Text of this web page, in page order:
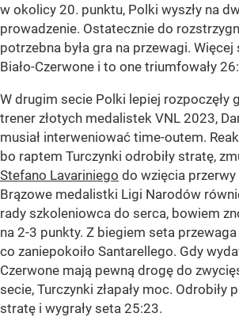
w okolicy 20. punktu, Polki wyszły na
prowadzenie. Ostatecznie do
potrzebna była gra na przewagi. Więcej
Biało-Czerwone i to one triumfowały
W drugim secie Polki lepiej rozpoczęły
trener złotych medalistek VNL 2023,
musiał interweniować time-outem.
bo raptem Turczynki odrobiły stratę,
Stefano Lavariniego do wzięcia przerwy
Brązowe medalistki Ligi Narodów
rady szkoleniowca do serca, bowiem
na 2-3 punkty. Z biegiem seta przewaga
co zaniepokoiło Santarellego. Gdy
Czerwone mają pewną drogę do
secie, Turczynki złapały moc. Odrobiły
stratę i wygrały seta 25:23.